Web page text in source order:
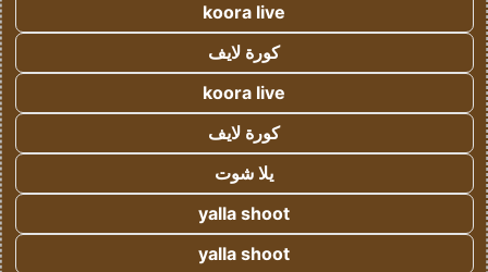
koora live
كورة لايف
koora live
كورة لايف
يلا شوت
yalla shoot
yalla shoot